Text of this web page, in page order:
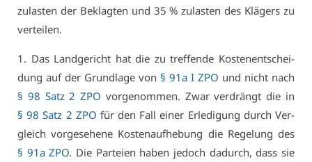
zu­las­ten der Be­klag­ten und 35 % zu­las­ten des Klä­gers zu
ver­tei­len.
1. Das Land­ge­richt hat die zu tref­fen­de Kos­ten­ent­schei­
dung auf der Grund­la­ge von § 91a I ZPO und nicht nach
§ 98 Satz 2 ZPO vor­ge­nom­men. Zwar ver­drängt die in
§ 98 Satz 2 ZPO für den Fall ei­ner Er­le­di­gung durch Ver­
gleich vor­ge­se­he­ne Kos­ten­auf­he­bung die Re­ge­lung des
§ 91a ZPO. Die Par­tei­en ha­ben je­doch da­durch, dass sie